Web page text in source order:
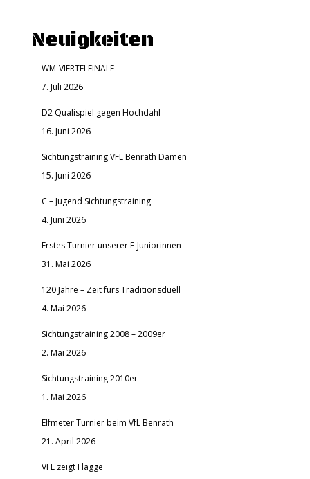
Neuigkeiten
WM-VIERTELFINALE
7. Juli 2026
D2 Qualispiel gegen Hochdahl
16. Juni 2026
Sichtungstraining VFL Benrath Damen
15. Juni 2026
C – Jugend Sichtungstraining
4. Juni 2026
Erstes Turnier unserer E-Juniorinnen
31. Mai 2026
120 Jahre – Zeit fürs Traditionsduell
4. Mai 2026
Sichtungstraining 2008 – 2009er
2. Mai 2026
Sichtungstraining 2010er
1. Mai 2026
Elfmeter Turnier beim VfL Benrath
21. April 2026
VFL zeigt Flagge